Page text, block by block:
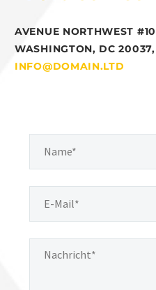
AVENUE NORTHWEST
WASHINGTON, DC
INFO@DOMAIN.LTD